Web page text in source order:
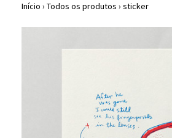
Início › Todos os produtos › sticker